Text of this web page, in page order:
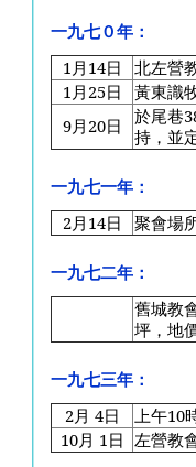
一九七０年：
1月14日
北左營
1月25日
黃東識
9月20日
於尾巷
持，並
一九七一年：
2月14日 聚會場
一九七二年：
舊城教
坪，地
一九七三年：
2月 4日
上午10
10月 1日 左營教